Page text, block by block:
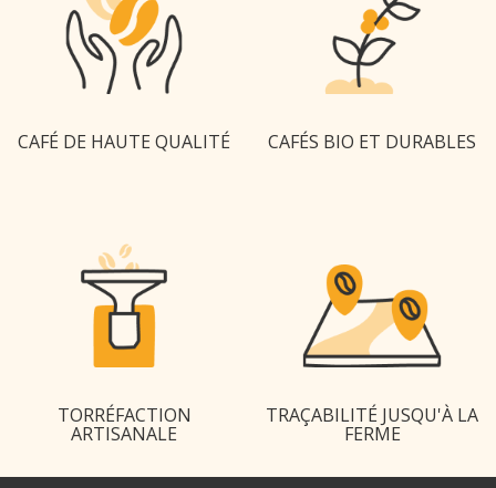
CAFÉ DE HAUTE QUALITÉ CAFÉS BIO ET DURABLES
TORRÉFACTION
ARTISANALE
TRAÇABILITÉ JUSQU'À LA
FERME